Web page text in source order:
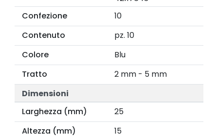
Confezione
10
Contenuto
pz. 10
Colore
Blu
Tratto
2 mm - 5 mm
Dimensioni
Larghezza (mm)
25
Altezza (mm)
15